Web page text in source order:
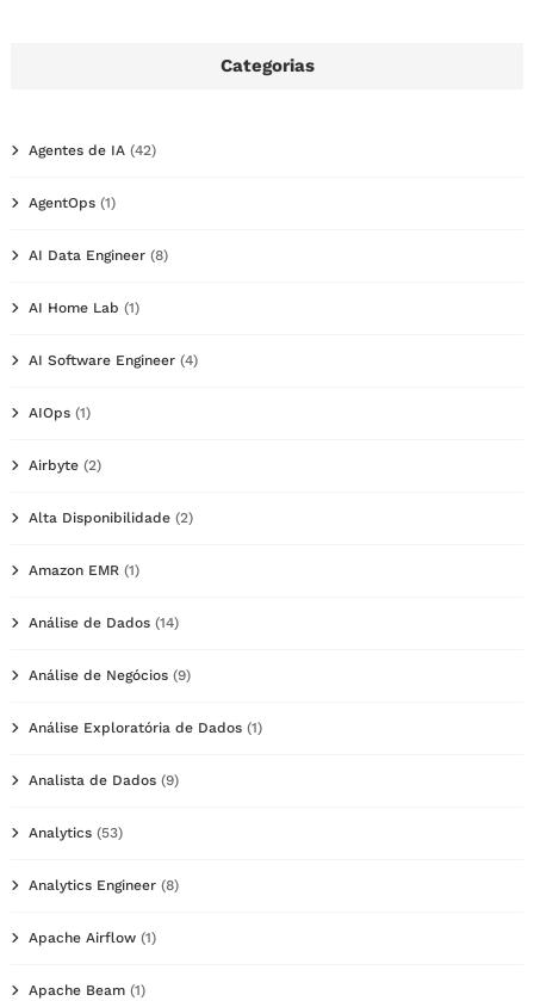
Categorias
Agentes de IA (42)
AgentOps (1)
AI Data Engineer (8)
AI Home Lab (1)
AI Software Engineer (4)
AIOps (1)
Airbyte (2)
Alta Disponibilidade (2)
Amazon EMR (1)
Análise de Dados (14)
Análise de Negócios (9)
Análise Exploratória de Dados (1)
Analista de Dados (9)
Analytics (53)
Analytics Engineer (8)
Apache Airflow (1)
Apache Beam (1)